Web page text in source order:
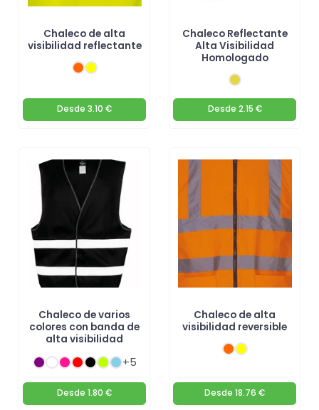
Chaleco de alta
visibilidad reflectante
Desde 3.10 €
Chaleco Reflectante
Alta Visibilidad
Homologado
Desde 2.15 €
Chaleco de varios
colores con banda de
alta visibilidad
+5
Desde 1.80 €
Chaleco de alta
visibilidad reversible
Desde 18.76 €